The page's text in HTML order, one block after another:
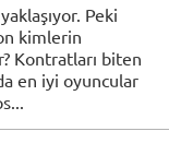
Peki
kimlerin
Kontratları biten
en iyi oyuncular